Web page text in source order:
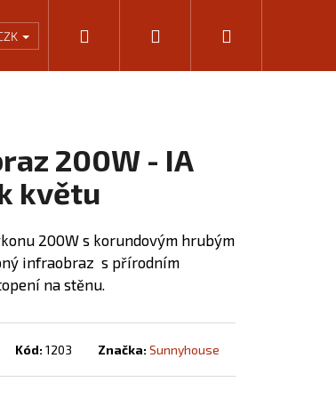
Kalkulačka výkonu infrapanelů
Přihlášení
200W - IA
květu
200W s korundovým hrubým
infraobraz s přírodním
na stěnu.
Kód:1203 Značka:Sunnyhouse